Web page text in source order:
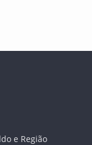
e Região